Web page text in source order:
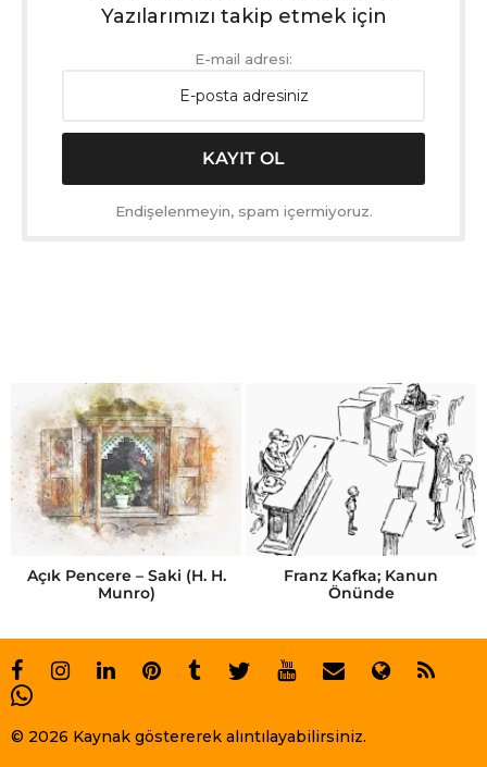
Yazılarımızı takip etmek için
E-mail adresi:
Endişelenmeyin, spam içermiyoruz.
Açık Pencere – Saki (H. H.
Munro)
Franz Kafka; Kanun
Önünde
© 2026 Kaynak göstererek alıntılayabilirsiniz.